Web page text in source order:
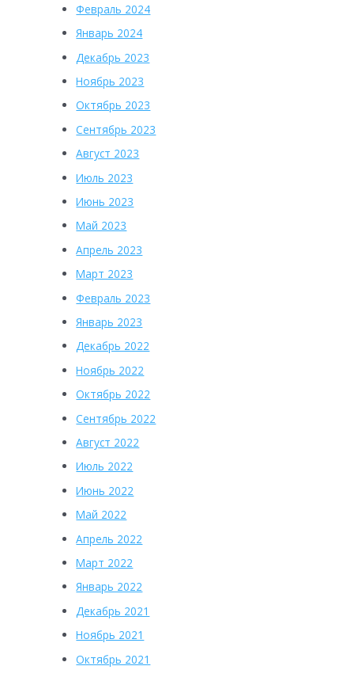
Февраль 2024
Январь 2024
Декабрь 2023
Ноябрь 2023
Октябрь 2023
Сентябрь 2023
Август 2023
Июль 2023
Июнь 2023
Май 2023
Апрель 2023
Март 2023
Февраль 2023
Январь 2023
Декабрь 2022
Ноябрь 2022
Октябрь 2022
Сентябрь 2022
Август 2022
Июль 2022
Июнь 2022
Май 2022
Апрель 2022
Март 2022
Январь 2022
Декабрь 2021
Ноябрь 2021
Октябрь 2021